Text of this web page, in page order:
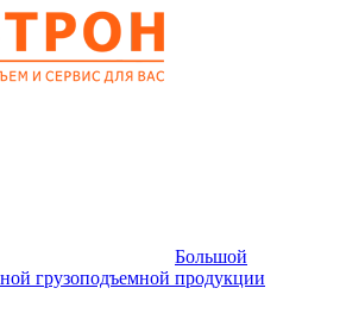
Большой
грузоподъемной продукции